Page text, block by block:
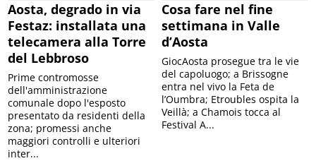
Aosta, degrado in via
Festaz: installata una
telecamera alla Torre
del Lebbroso
Prime contromosse
dell'amministrazione
comunale dopo l'esposto
presentato da residenti della
zona; promessi anche
maggiori controlli e ulteriori
inter...
Cosa fare nel fine
settimana in Valle
d’Aosta
GiocAosta prosegue tra le vie
del capoluogo; a Brissogne
entra nel vivo la Feta de
l’Oumbra; Etroubles ospita la
Veillà; a Chamois tocca al
Festival A...